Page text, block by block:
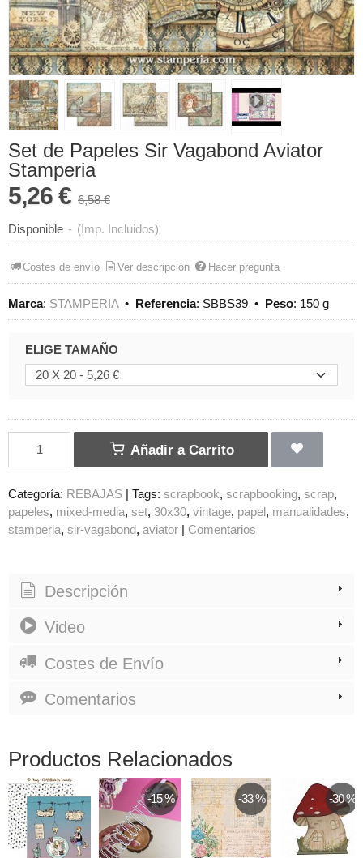
Set de Papeles Sir Vagabond Aviator
Stamperia
5,26 € 6,58 €
Disponible - (Imp. Incluidos)
Costes de envío Ver descripción Hacer pregunta
Marca: STAMPERIA• Referencia: SBBS39 • Peso: 150 g
ELIGE TAMAÑO
Añadir a Carrito
Categoría: REBAJAS | Tags: scrapbook scrapbooking scrap
papeles mixed-media set 30x30 vintage papel manualidades
stamperia sir-vagabond aviator | Comentarios
Descripción
Video
Costes de Envío
Comentarios
Productos Relacionados
-15 % -33 % -30 %